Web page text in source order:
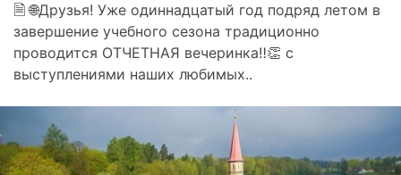
🗎 🌐Друзья! Уже одиннадцатый год подряд летом в
завершение учебного сезона традиционно
проводится ОТЧЕТНАЯ вечеринка‼👏 с
выступлениями наших любимых..